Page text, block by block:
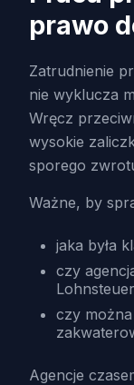
prawo
Zatrudnienie
nie wyklucza
Wręcz
wysokie
sporego
Ważne, by
jaka była
czy
czy
Agencje